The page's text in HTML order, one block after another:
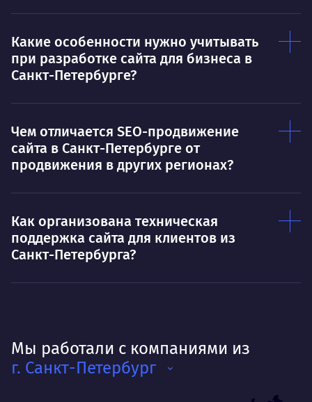
Какие особенности нужно учитывать
при разработке сайта для бизнеса в
Санкт-Петербурге?
Чем отличается SEO-продвижение
сайта в Санкт-Петербурге от
продвижения в других регионах?
Как организована техническая
поддержка сайта для клиентов из
Санкт-Петербурга?
Мы работали с компаниями из
г. Санкт-Петербург